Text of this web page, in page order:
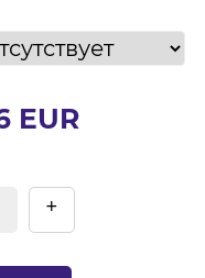
EUR
+